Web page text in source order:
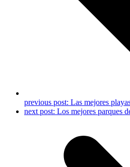
previous post: Las mejores
next post: Los mejores parques